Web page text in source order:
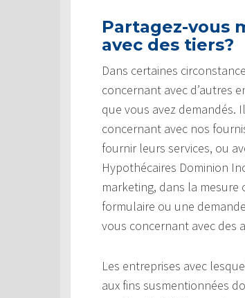
Partagez-vous
avec des tiers?
Dans certaines
concernant avec d’autres
que vous avez demandés.
concernant avec nos
fournir leurs services, ou
Hypothécaires Dominion
marketing, dans la
formulaire ou une
vous concernant avec des
Les entreprises avec
aux fins susmentionnées